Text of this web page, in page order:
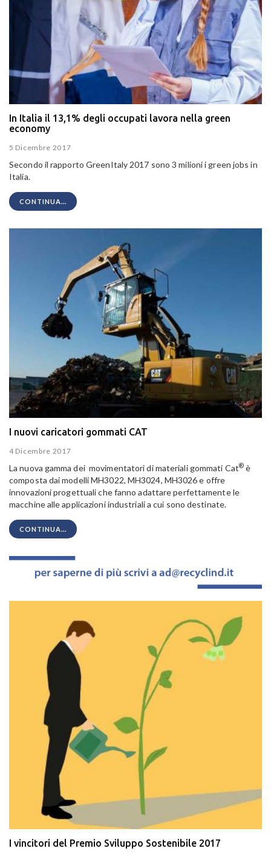
In Italia il 13,1% degli occupati lavora nella green
economy
5 Dicembre 2017
Secondo il rapporto GreenItaly 2017 sono 3 milioni i green jobs in
Italia.
CONTINUA...
I nuovi caricatori gommati CAT
4 Dicembre 2017
La nuova gamma dei movimentatori di materiali gommati Cat®è
composta dai modelli MH3022, MH3024, MH3026 e offre
innovazioni progettuali che fanno adattare perfettamente le
macchine alle applicazioni industriali a cui sono destinate.
CONTINUA...
I vincitori del Premio Sviluppo Sostenibile 2017